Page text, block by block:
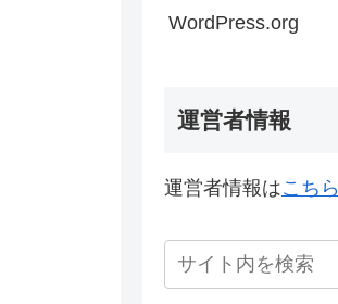
WordPress.org
運営者情報
運営者情報はこちら